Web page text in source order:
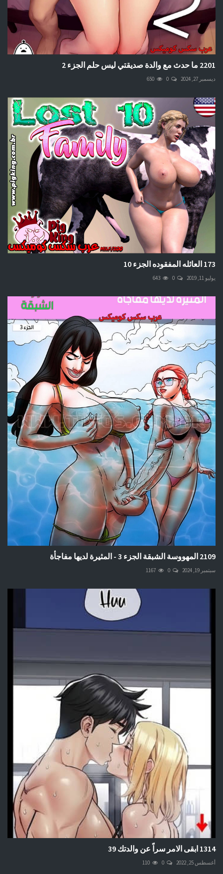
2201 ما حدث مع والدة صديقتي ليس حلم الجزء 2
ديسمبر 27, 2024 0
650
173 العائله المفقوده الجزء 10
يوليو 11, 2019 0
643
2109 المهووسة الشبقة الجزء 3 - المثيرة لديها مفاجأة
سبتمبر 19, 2024 0
1167
1314 ابقى الامر سراً عن والدتك 39
أغسطس 25, 2022 0
110